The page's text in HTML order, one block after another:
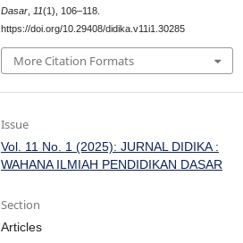
Dasar 11(1), 106–118.
https://doi.org/10.29408/didika.v11i1.30285
More Citation Formats
Issue
Vol. 11 No. 1 (2025): JURNAL DIDIKA :
WAHANA ILMIAH PENDIDIKAN DASAR
Section
Articles